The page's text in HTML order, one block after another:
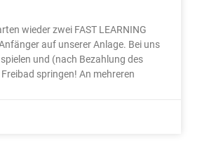
wieder zwei FAST LEARNING
auf unserer Anlage. Bei uns
und (nach Bezahlung des
springen! An mehreren